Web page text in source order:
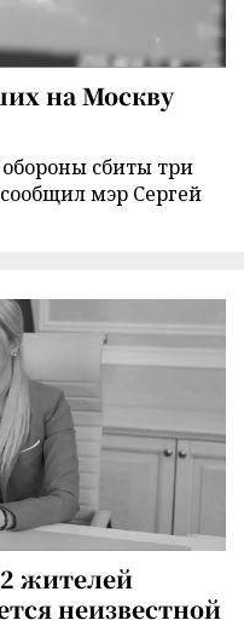
на Москву
сбиты три
мэр Сергей
жителей
неизвестной